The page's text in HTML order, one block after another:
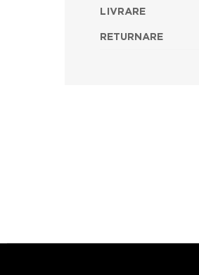
LIVRARE
RETURNARE